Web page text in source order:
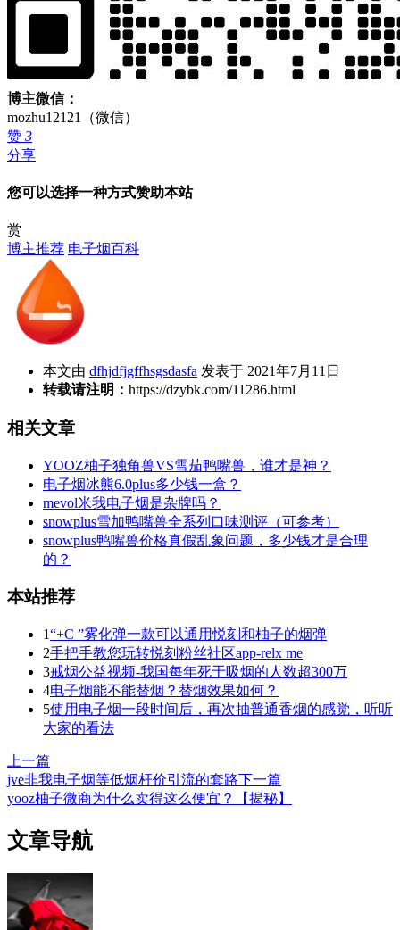
博主微信：
mozhu12121（微信）
赞 3
分享
您可以选择一种方式赞助本站
赏
博主推荐 电子烟百科
本文由 dfhjdfjgffhsgsdasfa 发表于 2021年7月11日
转载请注明： https://dzybk.com/11286.html
相关文章
YOOZ柚子独角兽VS雪茄鸭嘴兽，谁才是神？
电子烟冰熊6.0plus多少钱一盒？
mevol米我电子烟是杂牌吗？
snowplus雪加鸭嘴兽全系列口味测评（可参考）
snowplus鸭嘴兽价格真假乱象问题，多少钱才是合理
的？
本站推荐
1“+C ”雾化弹一款可以通用悦刻和柚子的烟弹
2手把手教您玩转悦刻粉丝社区app-relx me
3戒烟公益视频-我国每年死于吸烟的人数超300万
4电子烟能不能替烟？替烟效果如何？
5使用电子烟一段时间后，再次抽普通香烟的感觉，听听
大家的看法
上一篇
jve非我电子烟等低烟杆价引流的套路下一篇
yooz柚子微商为什么卖得这么便宜？【揭秘】
文章导航